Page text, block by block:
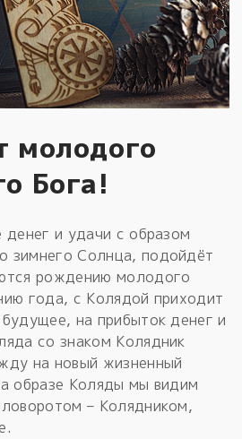
молодого
Бога!
денег и удачи с образом
Солнца, подойдёт
рождению молодого
года, с Колядой приходит
на прибыток денег и
со знаком Колядник
на новый жизненный
образе Коляды мы видим
– Колядником,